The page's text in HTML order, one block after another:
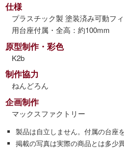
仕様
プラスチック製 塗装済み可動フ
用台座付属・全高：約100mm
原型制作・彩色
K2b
制作協力
ねんどろん
企画制作
マックスファクトリー
製品は自立しません。付属の台座
掲載の写真は実際の商品とは多少